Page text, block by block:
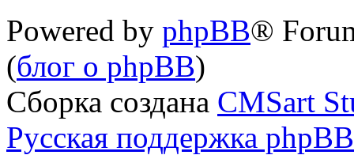
Powered by phpBB®
(блог о phpBB)
Сборка создана CMSart
Русская поддержка phpBB